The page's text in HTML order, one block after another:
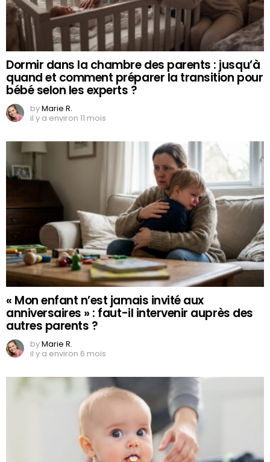
Dormir dans la chambre des parents : jusqu’à
quand et comment préparer la transition pour
bébé selon les experts ?
byMarie R.
il y a environ 11 mois
« Mon enfant n’est jamais invité aux
anniversaires » : faut-il intervenir auprès des
autres parents ?
byMarie R.
il y a environ 6 mois